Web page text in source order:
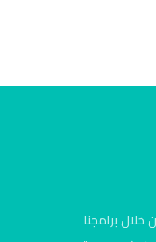
برامجنا